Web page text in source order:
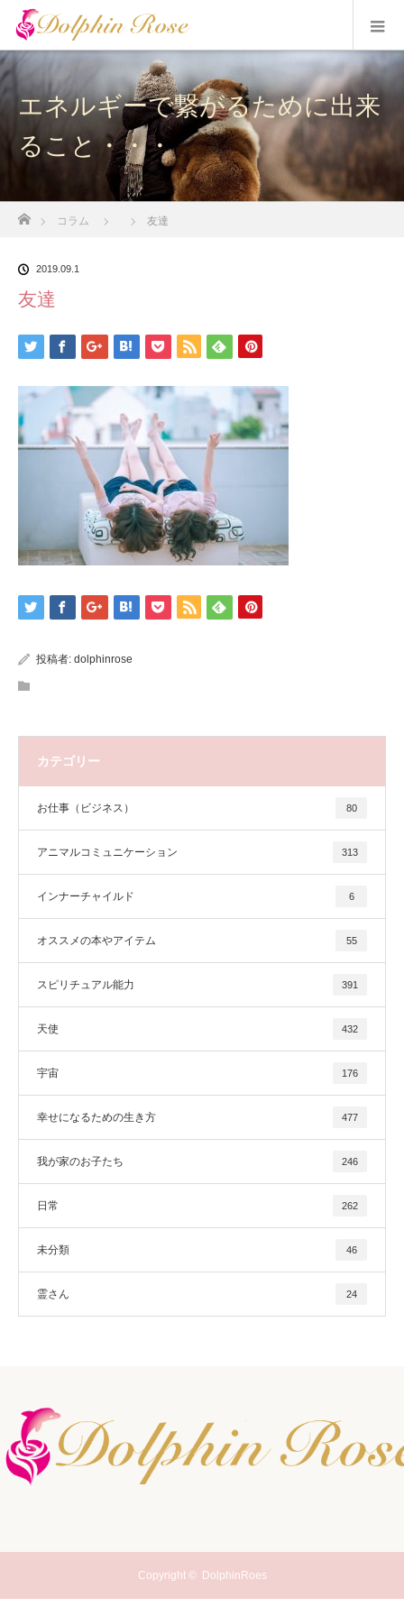
エネルギーで繋がるために出来
ること・・・
コラム 友達
2019.09.1
友達
投稿者: dolphinrose
カテゴリー
お仕事（ビジネス） 80
アニマルコミュニケーション 313
インナーチャイルド 6
オススメの本やアイテム 55
スピリチュアル能力 391
天使 432
宇宙 176
幸せになるための生き方 477
我が家のお子たち 246
日常 262
未分類 46
霊さん 24
Copyright © DolphinRoes